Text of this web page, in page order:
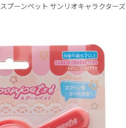
スプーンペット サンリオキャラクター